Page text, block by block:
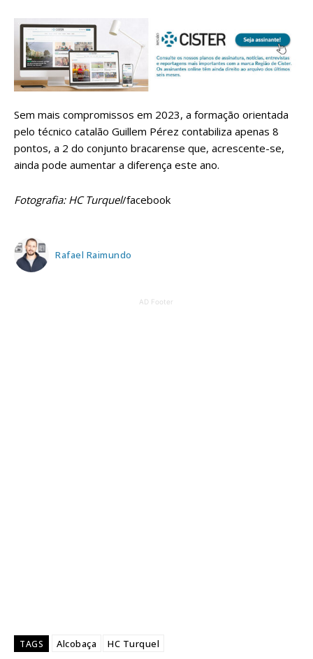
Sem mais compromissos em 2023, a formação orientada
pelo técnico catalão Guillem Pérez contabiliza apenas 8
pontos, a 2 do conjunto bracarense que, acrescente-se,
ainda pode aumentar a diferença este ano.
Fotografia: HC Turquel/facebook
Rafael Raimundo
AD Footer
TAGS Alcobaça HC Turquel